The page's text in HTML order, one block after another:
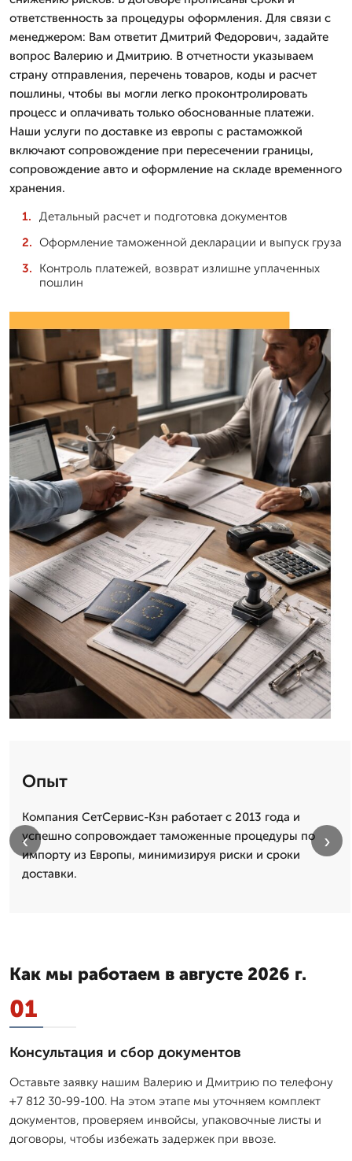
ответственность за процедуры оформления. Для связи с
менеджером: Вам ответит Дмитpий Федорович, задайте
вопрос Валерию и Дмитрию. В отчетности указываем
страну отправления, перечень товаров, коды и расчет
пошлины, чтобы вы могли легко проконтролировать
процесс и оплачивать только обоснованные платежи.
Наши услуги по доставке из европы с растаможкой
включают сопровождение при пересечении границы,
сопровождение авто и оформление на складе временного
хранения.
Детальный расчет и подготовка документов
Оформление таможенной декларации и выпуск груза
Контроль платежей, возврат излишне уплаченных
пошлин
Опыт
Компания СетСервис-Кзн работает с 2013 года и
успешно сопровождает таможенные процедуры по
импорту из Европы, минимизируя риски и сроки
доставки.
‹ ›
Как мы работаем в августе 2026 г.
01
Консультация и сбор документов
Оставьте заявку нашим Валерию и Дмитрию по телефону
+7 812 30-99-100. На этом этапе мы уточняем комплект
документов, проверяем инвойсы, упаковочные листы и
договоры, чтобы избежать задержек при ввозе.